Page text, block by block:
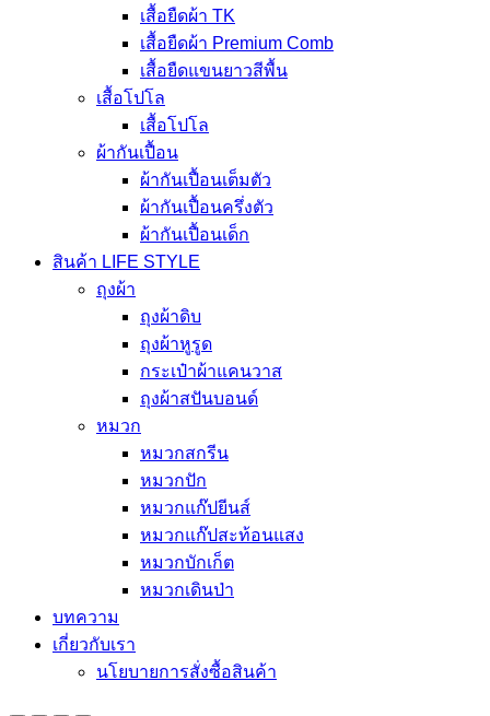
เสื้อยืดผ้า TK
เสื้อยืดผ้า Premium Comb
เสื้อยืดแขนยาวสีพื้น
เสื้อโปโล
เสื้อโปโล
ผ้ากันเปื้อน
ผ้ากันเปื้อนเต็มตัว
ผ้ากันเปื้อนครึ่งตัว
ผ้ากันเปื้อนเด็ก
สินค้า LIFE STYLE
ถุงผ้า
ถุงผ้าดิบ
ถุงผ้าหูรูด
กระเป๋าผ้าแคนวาส
ถุงผ้าสปันบอนด์
หมวก
หมวกสกรีน
หมวกปัก
หมวกแก๊ปยีนส์
หมวกแก๊ปสะท้อนแสง
หมวกบักเก็ต
หมวกเดินป่า
บทความ
เกี่ยวกับเรา
นโยบายการสั่งซื้อสินค้า